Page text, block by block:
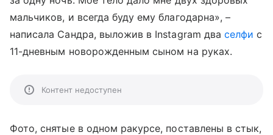
мальчиков, и всегда буду ему благодарна», –
написала Сандра, выложив в Instagram два селфи с
11-дневным новорожденным сыном на руках.
Контент недоступен
Фото, снятые в одном ракурсе, поставлены в стык,